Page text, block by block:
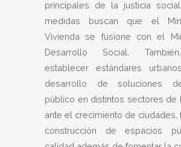
principales de la justicia
medidas buscan que el
Vivienda se fusione con el
Desarrollo Social.
establecer estándares
desarrollo de soluciones
público en distintos sectores de
ante el crecimiento de ciudades,
construcción de espacios